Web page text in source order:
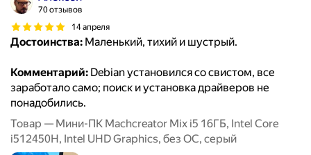
70 отзывов
14 апреля
Достоинства: Маленький, тихий и шустрый.
Комментарий: Debian установился со свистом, все
заработало само; поиск и установка драйверов не
понадобились.
Товар — Мини-ПК Machcreator Mix i5 16ГБ, Intel Core
i512450H, Intel UHD Graphics, без ОС, серый